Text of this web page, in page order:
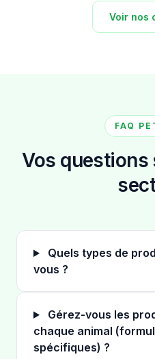
Voir nos
FAQ
Vos
Quels types de
vous ?
Gérez-vous les
chaque animal
spécifiques) ?